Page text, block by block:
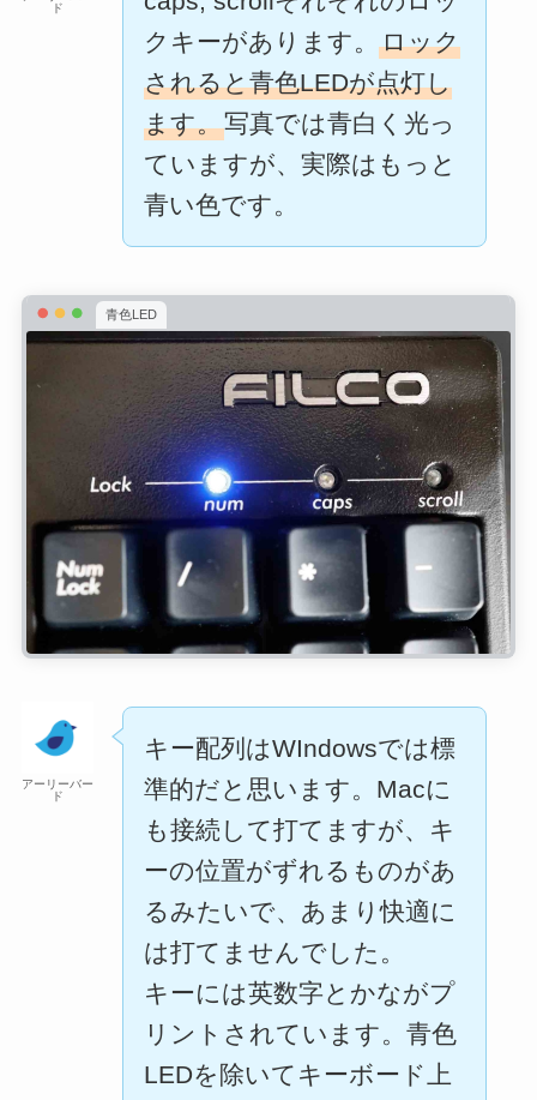
ド
クキーがあります。 ロック
されると青色LEDが点灯し
ます。写真では青白く光っ
ていますが、実際はもっと
青い色です。
青色LED
アーリーバー
ド
キー配列はWIndowsでは標
準的だと思います。Macに
も接続して打てますが、キ
ーの位置がずれるものがあ
るみたいで、あまり快適に
は打てませんでした。
キーには英数字とかながプ
リントされています。青色
LEDを除いてキーボード上